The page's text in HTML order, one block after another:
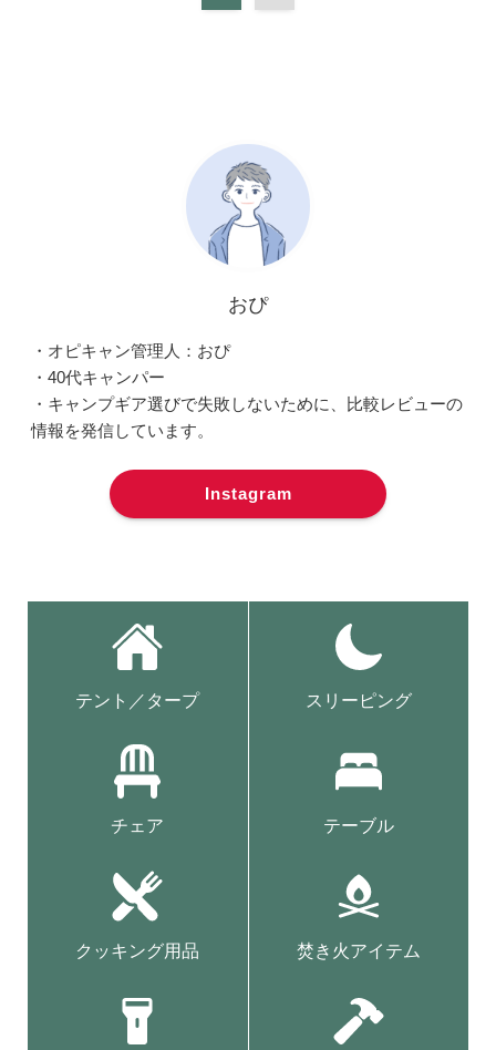
おぴ
・オピキャン管理人：おぴ
・40代キャンパー
・キャンプギア選びで失敗しないために、比較レビューの
情報を発信しています。
Instagram
テント／タープ スリーピング
チェア テーブル
クッキング用品 焚き火アイテム